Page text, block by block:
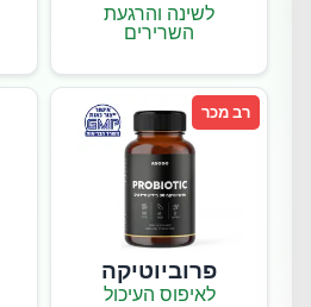
לשינה והרגעת
השרירים
רב מכר
פרוביוטיקה
לאיפוס העיכול